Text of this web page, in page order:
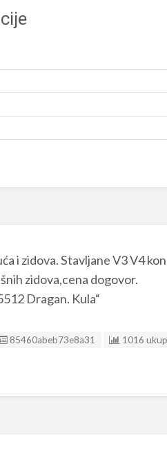
i zidova. Stavljane V3 V4
zidova,cena dogovor.
Dragan. Kula“
Listing ID
85460abeb73e8a31 1016